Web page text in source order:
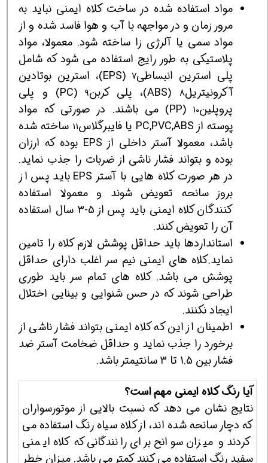
مواد استفاده شده در ساخت کلاه ایمنی نباید به
مرور زمان و در مواجهه با آب و هوا فاسد شده و از
مواد سمی یا آلرژی زا ساخته شود. معمولا، مواد
پلاستیکی به طور رایج استفاده می شود که شامل
پلی استرین انبساطی7
(EPS)، استرین بوتادین
آکرونیتریل8 (ABS)، پلی کربن 9
(PC) و پلی
پروپلین10
(PP) می باشند. در صورتی که مواد
پوسته از PC,PVC,ABS یا فایبرگلاس
11 ساخته شده
باشد، معمولا آستر داخلی از EPS بوده که ارزان
بوده و بتواند فشار ناشی از ضربات را جذب نماید.
در هر صورت کلاه هایی با آستر EPS باید پس از
بروز سانحه تعویض شوند و معمولا استفاده
کنندگان کلاه ایمنی باید پس از 5-3 سال استفاده
آن را تعویض کنند.
استانداردها باید حداقل پوشش لازم کلاه را تامین
نماید.کلاه های ایمنی نیم سر اغلب دارای حداقل
پوشش می باشد. کلاه های تمام سر باید طوری
طراحی شوند که در حس شنوایی و بینایی اختلال
ایجاد نکنند.
اطمینان از این که کلاه ایمنی بتواند فشار ناشی از
برخورد را جذب نماید و حداقل ضخامت آستر ضد
فشار بین 1.5 تا 3 سانتیمتر باشد.
آیا رنگ کلاه ایمنی مهم است؟
نتایج نشان می دهد که نسبت بالایی از موتورسواران
که دچار سانحه شده اند، از کلاه سیاه رنگ استفاده می
کردند و میزان سوانح برای رانندگانی که کلاه ایمنی
سفید رنگ استفاده می کنند کمتر می باشد. میزان خطر